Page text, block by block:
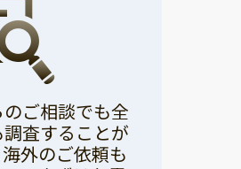
ご相談でも全
査することが
外のご依頼も